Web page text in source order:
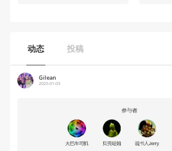
动态 投稿
Gilean
2025-01-03